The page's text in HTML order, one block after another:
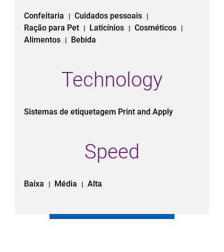
Confeitaria | Cuidados pessoais |
Ração para Pet | Laticínios | Cosméticos |
Alimentos | Bebida
Technology
Sistemas de etiquetagem Print and Apply
Speed
Baixa | Média | Alta